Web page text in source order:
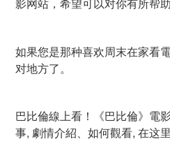
如果您是那种喜欢周末在家看
对地方了。
巴比倫線上看！《巴比倫》電
事, 劇情介紹、如何觀看, 在这里